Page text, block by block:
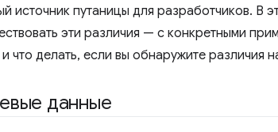
источник путаницы для разработчиков. В
эти различия — с конкретными
делать, если вы обнаружите различия
данные